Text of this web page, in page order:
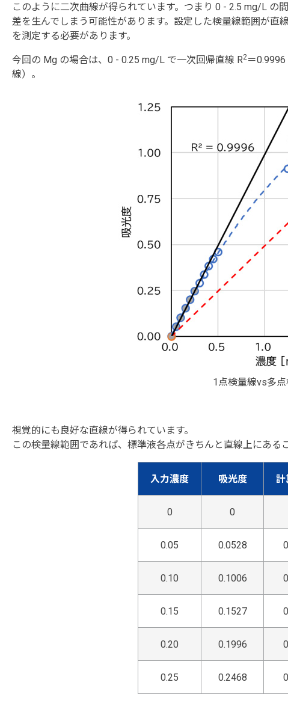
このように二次曲線が得られています。つまり 0 - 2.5 mg/L の
差を生んでしまう可能性があります。設定した検量線範囲が直
を測定する必要があります。
今回の Mg の場合は、0 - 0.25 mg/L で一次回帰直線 R2 ＝
線）。
1点検量線vs多
視覚的にも良好な直線が得られています。
この検量線範囲であれば、標準液各点がきちんと直線上にある
入力濃度 吸光度 計
0 0
0.05 0.0528
0.10 0.1006
0.15 0.1527
0.20 0.1996
0.25 0.2468